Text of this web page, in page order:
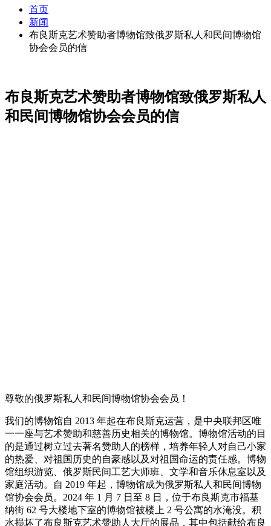
首页
新闻
布良斯克艺术赞助者博物馆致俄罗斯私人和民间博物馆
协会会员的信
布良斯克艺术赞助者博物馆致俄罗斯私人
和民间博物馆协会会员的信
尊敬的俄罗斯私人和民间博物馆协会会员！
我们的博物馆自 2013 年起在布良斯克运营，是中央联邦区唯
一一座与艺术赞助和慈善历史相关的博物馆。博物馆活动的目
的是通过树立过去著名赞助人的榜样，培养年轻人对自己小家
的热爱、对祖国历史的自豪感以及对祖国命运的责任感。博物
馆组织游览、俄罗斯民间工艺大师班、文学和音乐休息室以及
家庭活动。自 2019 年起，博物馆成为俄罗斯私人和民间博物
馆协会会员。2024 年 1 月 7 日至 8 日，位于布良斯克市福基
纳街 62 号大楼地下室的博物馆被楼上 2 号公寓的水淹没。积
水损坏了布良斯克艺术赞助人大厅的展品，其中包括献给布良